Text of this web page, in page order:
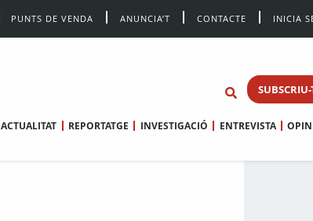
PUNTS DE VENDA ANUNCIA’T CONTACTE INICIA
ACTUALITAT REPORTATGE INVESTIGACIÓ ENTREVISTA